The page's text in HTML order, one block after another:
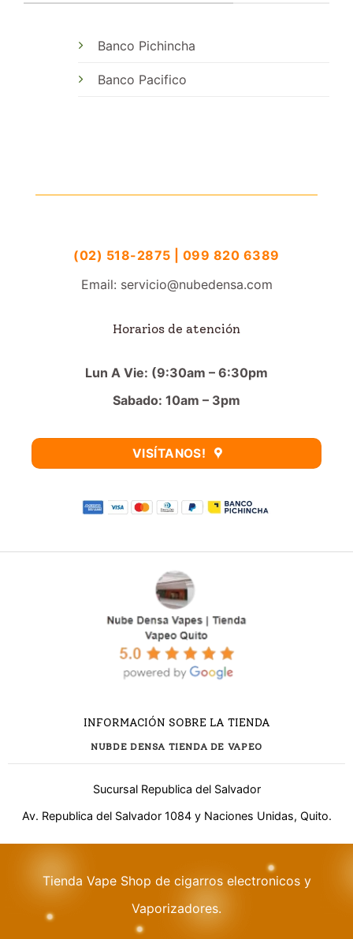
Banco Pichincha
Banco Pacifico
INFORMACIÓN SOBRE LA TIENDA
NUBDE DENSA TIENDA DE VAPEO
Sucursal Republica del Salvador
Av. Republica del Salvador 1084 y Naciones Unidas, Quito.
(02) 518-2875 | 099 820 6389
Email: servicio@nubedensa.com
Horarios de atención
Lun A Vie: (9:30am – 6:30pm
Sabado: 10am – 3pm
VISÍTANOS!
Tienda Vape Shop de cigarros electronicos y
Vaporizadores.